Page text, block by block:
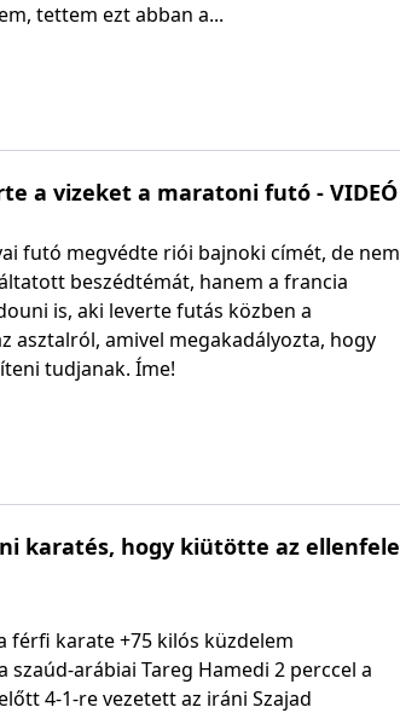
tettem ezt abban a...
a vizeket a maratoni futó - VIDEÓ
futó megvédte riói bajnoki címét, de nem
beszédtémát, hanem a francia
is, aki leverte futás közben a
asztalról, amivel megakadályozta, hogy
tudjanak. Íme!
karatés, hogy kiütötte az ellenfele
férfi karate +75 kilós küzdelem
szaúd-arábiai Tareg Hamedi 2 perccel a
4-1-re vezetett az iráni Szajad